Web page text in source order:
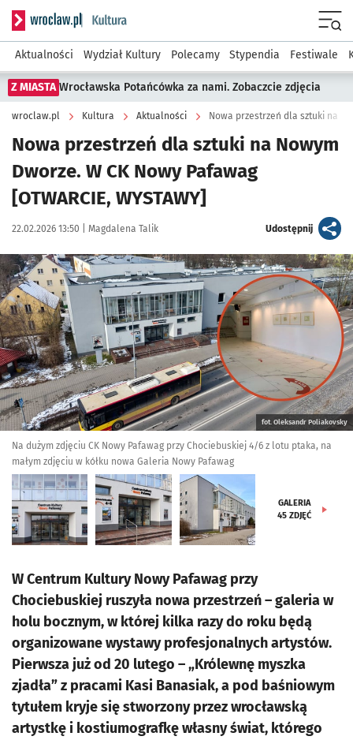
Serwis informacyjny wroclaw.pl podserwis: Kultura
Aktualności Wydział Kultury Polecamy Stypendia Festiwale
Z MIASTA Wrocławska Potańcówka za nami. Zobaczcie zdjęcia
wroclaw.pl Kultura Aktualności Nowa przestrzeń dla sztuki na
Nowa przestrzeń dla sztuki na Nowym
Dworze. W CK Nowy Pafawag
[OTWARCIE, WYSTAWY]
Data publikacji:
22.02.2026 13:50 | Autor:
Magdalena Talik Udostępnijartykuł
Kliknij, aby zobaczyć galerię
fot. Oleksandr Poliakovsky
Na dużym zdjęciu CK Nowy Pafawag przy Chociebuskiej 4/6 z lotu ptaka, na
małym zdjęciu w kółku nowa Galeria Nowy Pafawag
GALERIA
45 ZDJĘĆ
W Centrum Kultury Nowy Pafawag przy
Chociebuskiej ruszyła nowa przestrzeń – galeria w
holu bocznym, w której kilka razy do roku będą
organizowane wystawy profesjonalnych artystów.
Pierwsza już od 20 lutego – „Królewnę myszka
zjadła” z pracami Kasi Banasiak, a pod baśniowym
tytułem kryje się stworzony przez wrocławską
artystkę i kostiumografkę własny świat, którego